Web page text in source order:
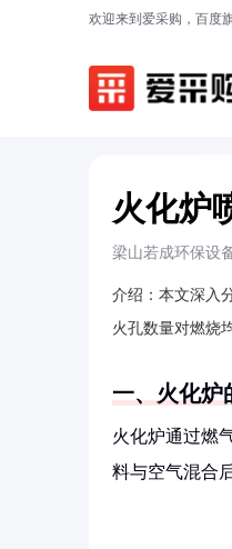
欢迎来到爱采购，百度
火化炉
梁山若成环保设
介绍： 本文深入
火孔数量对燃烧
一、火化炉
火化炉通过燃
料与空气混合